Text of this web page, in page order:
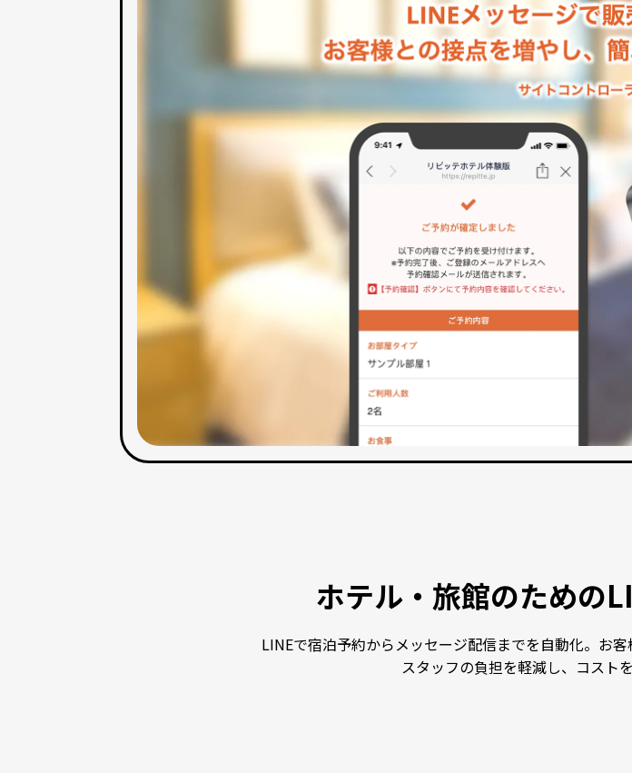
ホテル・旅館のための
LINEで宿泊予約からメッセージ配信までを自動化。お
スタッフの負担を軽減し、コスト